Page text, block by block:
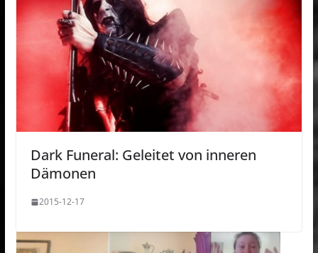
Dark Funeral: Geleitet von inneren
Dämonen
2015-12-17